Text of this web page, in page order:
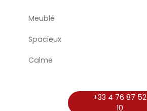
Meublé
Spacieux
Calme
+33 4 76 87 52
10